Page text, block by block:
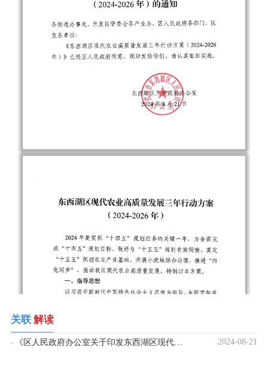
关联 解读
《区人民政府办公室关于印发东西湖区现代农业高质量发展三年行动方案（2024-2026年）的通知》政策解读 2024-08-21